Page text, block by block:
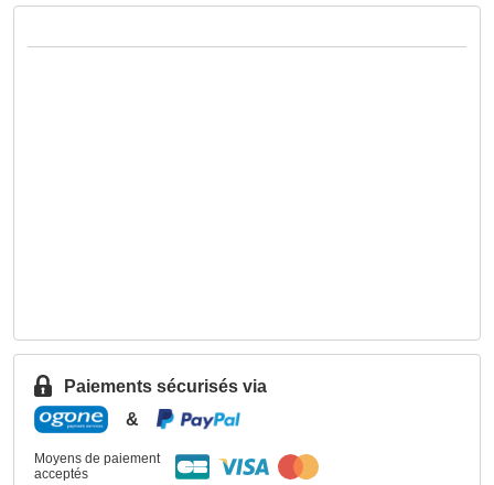
Paiements sécurisés via
&
Moyens de paiement
acceptés